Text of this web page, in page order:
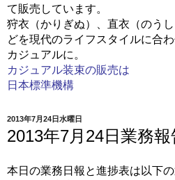
て販売しています。
狩衣（かりぎぬ）、直衣（のう
どを現代のライフスタイルに合
カジュアルに。
カジュアル装束の販売は
日本標準機構
2013年7月24日水曜日
2013年7月24日業務報
本日の業務日報と進捗表は以下